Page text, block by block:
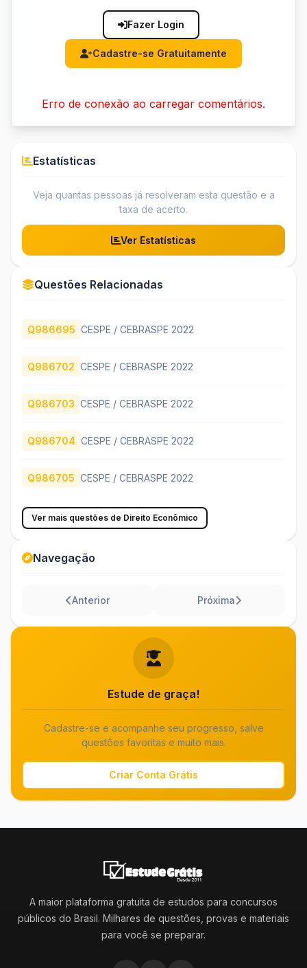
Fazer Login
Cadastre-se Gratuitamente
Erro de conexão ao carregar comentários.
Estatísticas
Veja quantas pessoas já resolveram esta questão e a
taxa de acerto.
Ver Estatísticas
Questões Relacionadas
Q986695 CESPE / CEBRASPE 2022
Q986702 CESPE / CEBRASPE 2022
Q986703 CESPE / CEBRASPE 2022
Q986704 CESPE / CEBRASPE 2022
Q986705 CESPE / CEBRASPE 2022
Ver mais questões de Direito Econômico
Navegação
Anterior Próxima
Estude de graça!
Cadastre-se e acompanhe seu progresso, salve
questões favoritas e muito mais.
Criar Conta Grátis
A maior plataforma gratuita de estudos para concursos
públicos do Brasil. Milhares de questões, provas e materiais
para você se preparar.